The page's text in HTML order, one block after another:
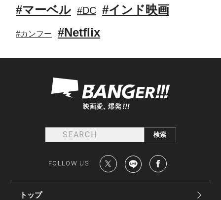
#マーベル #DC #インド映画
#カンフー #Netflix
FOLLOW US
トップ